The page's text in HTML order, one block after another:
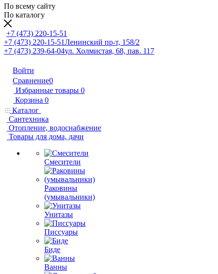
По всему сайту
По каталогу
+7 (473) 220-15-51
+7 (473) 220-15-51Ленинский пр-т, 158/2
+7 (473) 239-64-04ул. Холмистая, 68, пав. 117
Войти
Сравнение0
Избранные товары 0
Корзина 0
Каталог
Сантехника
Отопление, водоснабжение
Товары для дома, дачи
Смесители
Раковины
(умывальники)
Унитазы
Писсуары
Биде
Ванны